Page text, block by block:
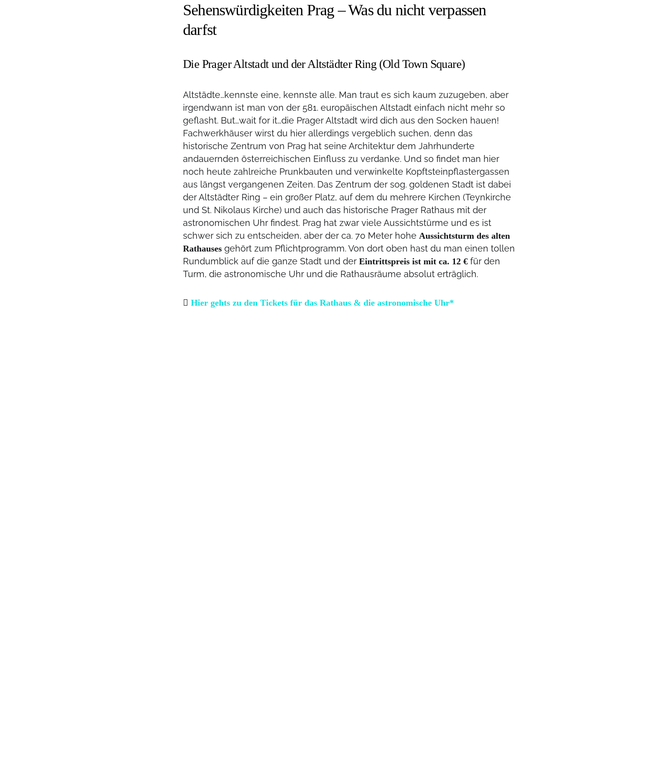
Sehenswürdigkeiten Prag – Was du nicht verpassen
darfst
Die Prager Altstadt und der Altstädter Ring (Old Town Square)
Altstädte…kennste eine, kennste alle. Man traut es sich kaum zuzugeben, aber
irgendwann ist man von der 581. europäischen Altstadt einfach nicht mehr so
geflasht. But…wait for it…die Prager Altstadt wird dich aus den Socken hauen!
Fachwerkhäuser wirst du hier allerdings vergeblich suchen, denn das
historische Zentrum von Prag hat seine Architektur dem Jahrhunderte
andauernden österreichischen Einfluss zu verdanke. Und so findet man hier
noch heute zahlreiche Prunkbauten und verwinkelte Kopftsteinpflastergassen
aus längst vergangenen Zeiten. Das Zentrum der sog. goldenen Stadt ist dabei
der Altstädter Ring – ein großer Platz, auf dem du mehrere Kirchen (Teynkirche
und St. Nikolaus Kirche) und auch das historische Prager Rathaus mit der
astronomischen Uhr findest. Prag hat zwar viele Aussichtstürme und es ist
schwer sich zu entscheiden, aber der ca. 70 Meter hohe Aussichtsturm des alten
Rathauses gehört zum Pflichtprogramm. Von dort oben hast du man einen tollen
Rundumblick auf die ganze Stadt und der Eintrittspreis ist mit ca. 12 € für den
Turm, die astronomische Uhr und die Rathausräume absolut erträglich.
Hier gehts zu den Tickets für das Rathaus & die astronomische Uhr*